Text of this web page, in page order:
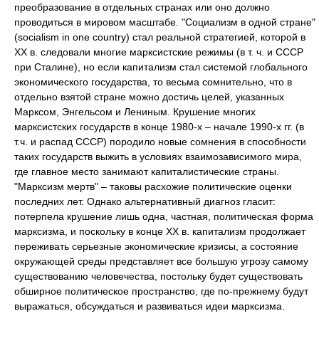
преобразование в отдельных странах или оно должно
проводиться в мировом масштабе. "Социализм в одной стране"
(socialism in one country) стал реальной стратегией, которой в
XX в. следовали многие марксистские режимы (в т. ч. и СССР
при Сталине), но если капитализм стал системой глобального
экономического государства, то весьма сомнительно, что в
отдельно взятой стране можно достичь целей, указанных
Марксом, Энгельсом и Лениным. Крушение многих
марксистских государств в конце 1980-х – начале 1990-х гг. (в
т.ч. и распад СССР) породило новые сомнения в способности
таких государств выжить в условиях взаимозависимого мира,
где главное место занимают капиталистические страны.
"Марксизм мертв" – таковы расхожие политические оценки
последних лет. Однако альтернативный диагноз гласит:
потерпела крушение лишь одна, частная, политическая форма
марксизма, и поскольку в конце XX в. капитализм продолжает
переживать серьезные экономические кризисы, а состояние
окружающей среды представляет все большую угрозу самому
существованию человечества, постольку будет существовать
обширное политическое пространство, где по-прежнему будут
выражаться, обсуждаться и развиваться идеи марксизма.